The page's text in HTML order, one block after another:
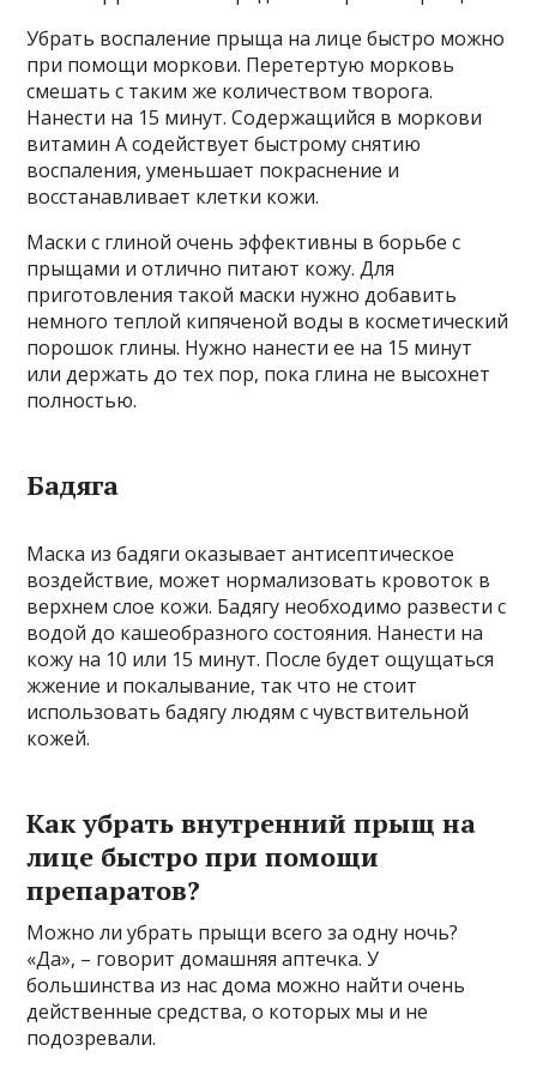
Убрать воспаление прыща на лице быстро можно
при помощи моркови. Перетертую морковь
смешать с таким же количеством творога.
Нанести на 15 минут. Содержащийся в моркови
витамин А содействует быстрому снятию
воспаления, уменьшает покраснение и
восстанавливает клетки кожи.
Маски с глиной очень эффективны в борьбе с
прыщами и отлично питают кожу. Для
приготовления такой маски нужно добавить
немного теплой кипяченой воды в косметический
порошок глины. Нужно нанести ее на 15 минут
или держать до тех пор, пока глина не высохнет
полностью.
Бадяга
Маска из бадяги оказывает антисептическое
воздействие, может нормализовать кровоток в
верхнем слое кожи. Бадягу необходимо развести с
водой до кашеобразного состояния. Нанести на
кожу на 10 или 15 минут. После будет ощущаться
жжение и покалывание, так что не стоит
использовать бадягу людям с чувствительной
кожей.
Как убрать внутренний прыщ на
лице быстро при помощи
препаратов?
Можно ли убрать прыщи всего за одну ночь?
«Да», – говорит домашняя аптечка. У
большинства из нас дома можно найти очень
действенные средства, о которых мы и не
подозревали.